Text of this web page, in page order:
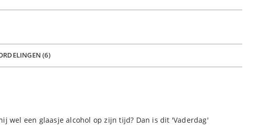
(6)
wel een glaasje alcohol op zijn tijd? Dan is dit 'Vaderdag'